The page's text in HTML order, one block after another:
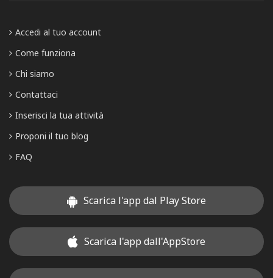
Accedi al tuo account
Come funziona
Chi siamo
Contattaci
Inserisci la tua attività
Proponi il tuo blog
FAQ
Scarica l'app dal Play Store
Scarica l'app dall'AppStore